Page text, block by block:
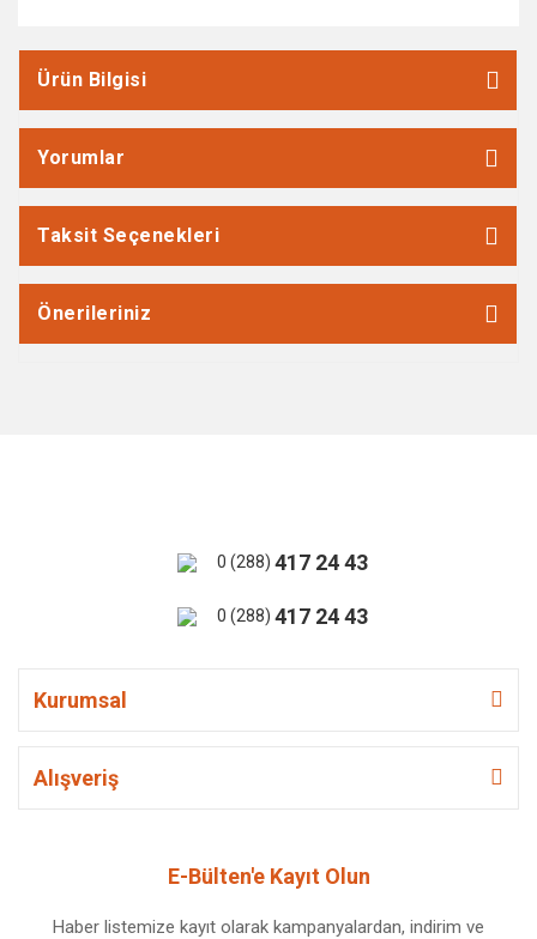
Ürün Bilgisi
Yorumlar
Taksit Seçenekleri
Önerileriniz
0 (288) 417 24 43
0 (288) 417 24 43
Kurumsal
Alışveriş
E-Bülten'e Kayıt Olun
Haber listemize kayıt olarak kampanyalardan, indirim ve